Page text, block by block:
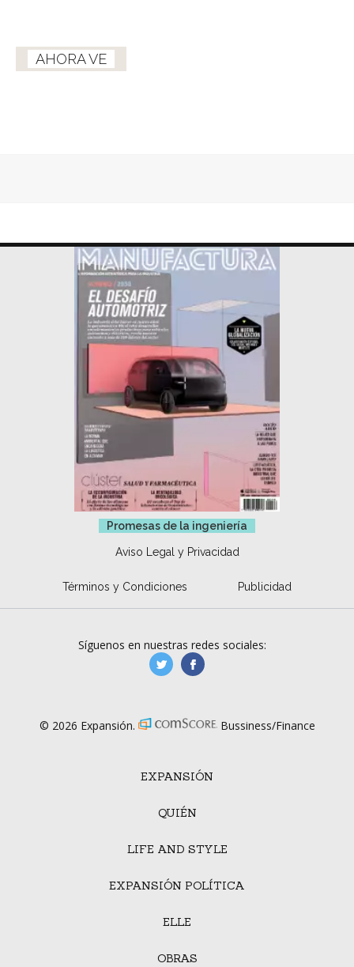
AHORA VE
Promesas de la ingeniería
Aviso Legal y Privacidad
Términos y Condiciones Publicidad
EXPANSIÓN
QUIÉN
LIFE AND STYLE
EXPANSIÓN POLÍTICA
ELLE
OBRAS
Síguenos en nuestras redes sociales:
manufacturaGE
© 2026 Expansión. Bussiness/Finance